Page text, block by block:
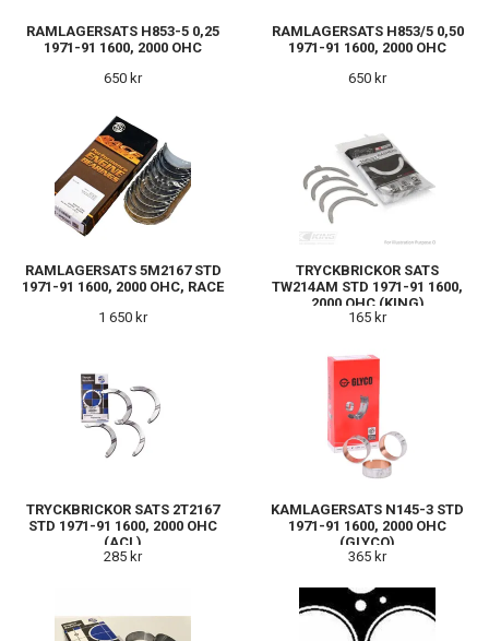
RAMLAGERSATS H853-5 0,25
1971-91 1600, 2000 OHC
650 kr
RAMLAGERSATS H853/5 0,50
1971-91 1600, 2000 OHC
650 kr
RAMLAGERSATS 5M2167 STD
1971-91 1600, 2000 OHC, RACE
1 650 kr
TRYCKBRICKOR SATS
TW214AM STD 1971-91 1600,
2000 OHC (KING)
165 kr
TRYCKBRICKOR SATS 2T2167
STD 1971-91 1600, 2000 OHC
(ACL)
285 kr
KAMLAGERSATS N145-3 STD
1971-91 1600, 2000 OHC
(GLYCO)
365 kr